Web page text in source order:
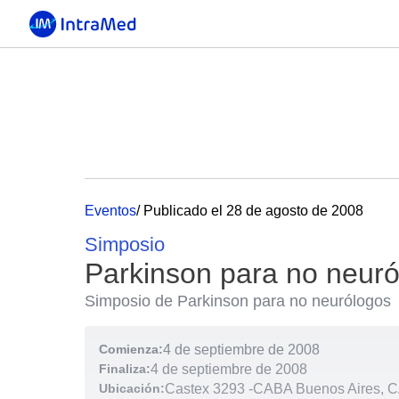
Eventos/ Publicado el 28 de agosto de 2008
Simposio
Parkinson para no
Simposio de Parkinson para no neurólogos
Comienza:4 de septiembre de 2008
Finaliza:4 de septiembre de 2008
Ubicación:Castex 3293 -CABA Buenos Aires,